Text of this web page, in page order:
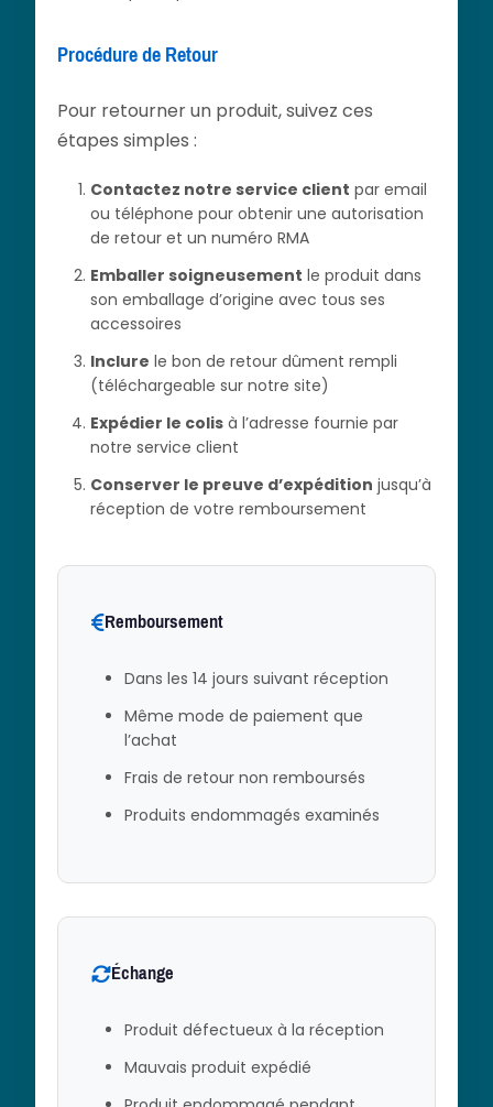
Procédure de Retour
Pour retourner un produit, suivez ces
étapes simples :
Contactez notre service client par email
ou téléphone pour obtenir une autorisation
de retour et un numéro RMA
Emballer soigneusement le produit dans
son emballage d’origine avec tous ses
accessoires
Inclure le bon de retour dûment rempli
(téléchargeable sur notre site)
Expédier le colis à l’adresse fournie par
notre service client
Conserver le preuve d’expédition jusqu’à
réception de votre remboursement
Remboursement
Dans les 14 jours suivant réception
Même mode de paiement que
l’achat
Frais de retour non remboursés
Produits endommagés examinés
Échange
Produit défectueux à la réception
Mauvais produit expédié